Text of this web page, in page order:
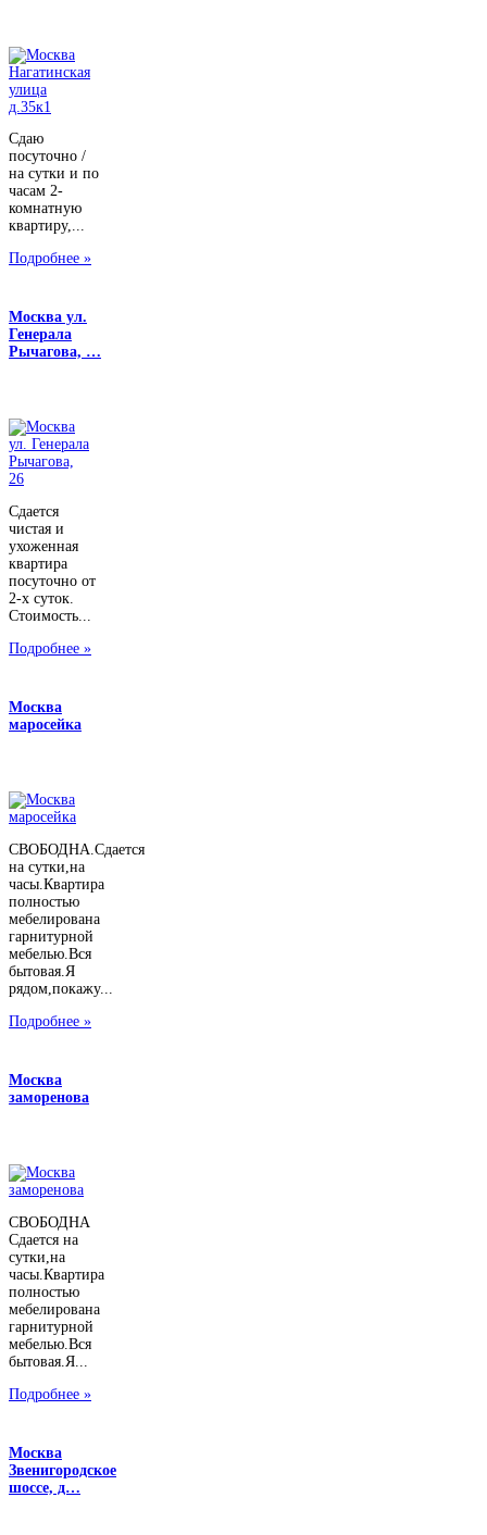
Сдаю
посуточно /
на сутки и по
часам 2-
комнатную
квартиру,...
Подробнее »
Москва ул.
Генерала
Рычагова, …
Сдается
чистая и
ухоженная
квартира
посуточно от
2-х суток.
Стоимость...
Подробнее »
Москва
маросейка
СВОБОДНА.Сдается
на сутки,на
часы.Квартира
полностью
мебелирована
гарнитурной
мебелью.Вся
бытовая.Я
рядом,покажу...
Подробнее »
Москва
заморенова
СВОБОДНА
Сдается на
сутки,на
часы.Квартира
полностью
мебелирована
гарнитурной
мебелью.Вся
бытовая.Я...
Подробнее »
Москва
Звенигородское
шоссе, д…